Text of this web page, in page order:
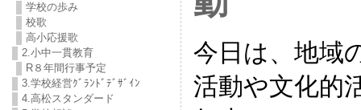
学校の歩み
校歌
高小応援歌
2.小中一貫教育
R８年間行事予定
3.学校経営ｸﾞﾗﾝﾄﾞﾃﾞｻﾞｲﾝ
4.高松スタンダード
今日は、地域
活動や文化的